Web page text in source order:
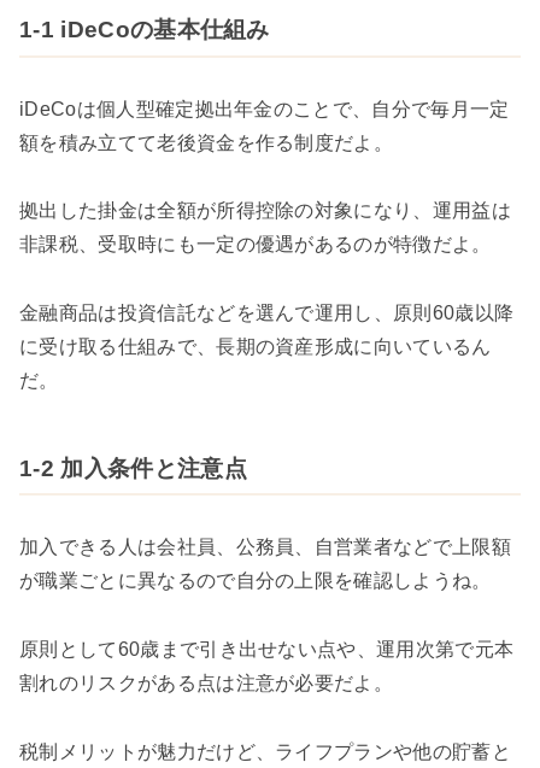
1-1 iDeCoの基本仕組み
iDeCoは個人型確定拠出年金のことで、自分で毎月一定
額を積み立てて老後資金を作る制度だよ。
拠出した掛金は全額が所得控除の対象になり、運用益は
非課税、受取時にも一定の優遇があるのが特徴だよ。
金融商品は投資信託などを選んで運用し、原則60歳以降
に受け取る仕組みで、長期の資産形成に向いているん
だ。
1-2 加入条件と注意点
加入できる人は会社員、公務員、自営業者などで上限額
が職業ごとに異なるので自分の上限を確認しようね。
原則として60歳まで引き出せない点や、運用次第で元本
割れのリスクがある点は注意が必要だよ。
税制メリットが魅力だけど、ライフプランや他の貯蓄と